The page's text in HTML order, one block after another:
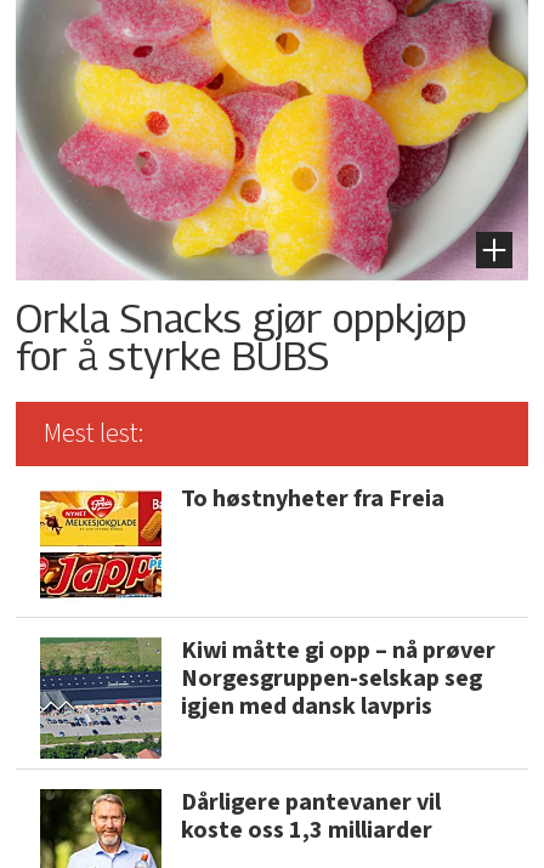
Orkla Snacks gjør oppkjøp
for å styrke BUBS
Mest lest:
To høstnyheter fra Freia
Kiwi måtte gi opp – nå prøver
Norgesgruppen-selskap seg
igjen med dansk lavpris
Dårligere pantevaner vil
koste oss 1,3 milliarder